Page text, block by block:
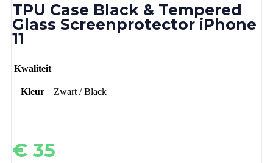
TPU Case Black & Tempered
Glass Screenprotector iPhone
11
Kwaliteit
Kleur Zwart / Black
€ 35